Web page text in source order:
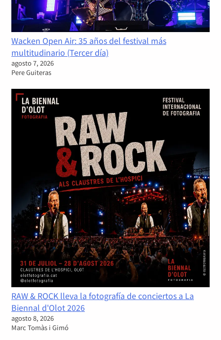
Wacken Open Air: 35 años del festival más
multitudinario (Tercer día)
agosto 7, 2026
Pere Guiteras
RAW & ROCK lleva la fotografía de conciertos a La
Biennal d'Olot 2026
agosto 8, 2026
Marc Tomàs i Gimó